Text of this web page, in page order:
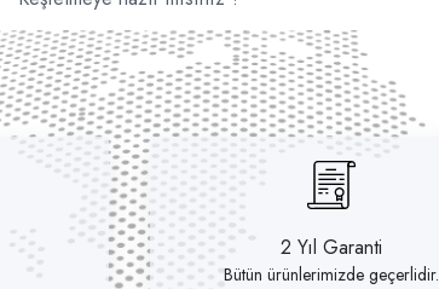
2 Yıl Garanti
Bütün ürünlerimizde geçerlidir.